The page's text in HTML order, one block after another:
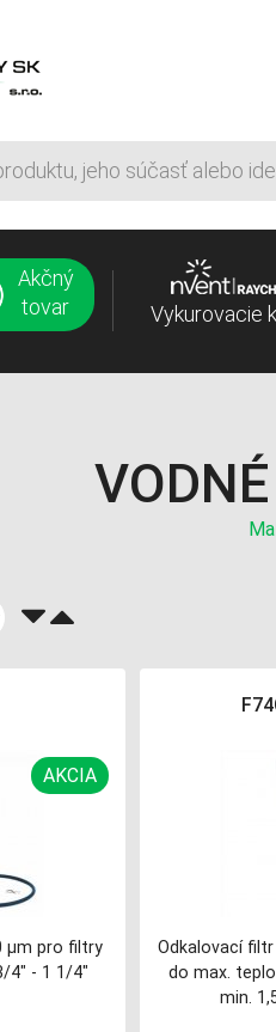
Akčný
tovar
Vykurovacie
AKCIA
µm pro filtry
4" - 1 1/4"
Odkalovací
do max.
min.